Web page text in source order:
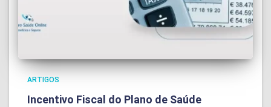
ARTIGOS
Incentivo Fiscal do Plano de Saúde